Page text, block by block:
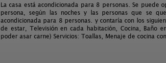
La casa está acondicionada para 8 personas. Se
persona, según las noches y las personas que se
acondicionada para 8 personas. y contaría con los
de estar, Televisión en cada habitación, Cocina, Baño
poder asar carne) Servicios: Toallas, Menaje de cocina